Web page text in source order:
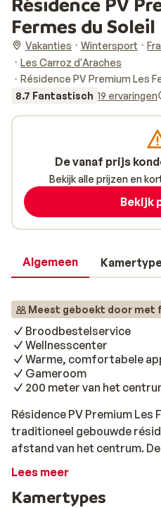
Fermes du Soleil
Vakanties Wintersport
Les Carroz d'Araches
Résidence PV Premium Les
8.7 Fantastisch 19 ervaringen
Algemeen
Meest geboekt door met
Broodbestelservice
Wellnesscenter
Warme, comfortabele
Gameroom
200 meter van het
Résidence PV Premium Les
traditioneel gebouwde
afstand van het centrum.
meerdere gebouwen, die
met leuk uitzicht op het
Lees meer
Kamertypes
De vanaf prijs
Bekijk alle prijzen en
Bekijk